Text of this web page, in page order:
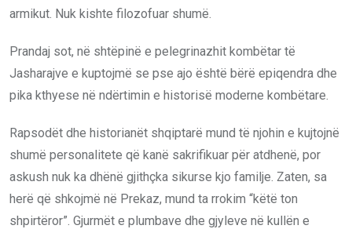
armikut. Nuk kishte filozofuar shumë.
Prandaj sot, në shtëpinë e pelegrinazhit kombëtar të
Jasharajve e kuptojmë se pse ajo është bërë epiqendra dhe
pika kthyese në ndërtimin e historisë moderne kombëtare.
Rapsodët dhe historianët shqiptarë mund të njohin e kujtojnë
shumë personalitete që kanë sakrifikuar për atdhenë, por
askush nuk ka dhënë gjithçka sikurse kjo familje. Zaten, sa
herë që shkojmë në Prekaz, mund ta rrokim “këtë ton
shpirtëror”. Gjurmët e plumbave dhe gjyleve në kullën e